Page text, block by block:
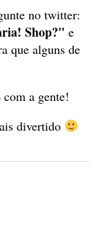
no twitter:
Shop?" e
que alguns de
a gente!
divertido